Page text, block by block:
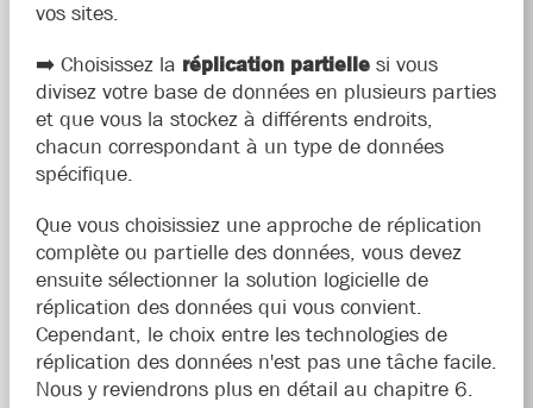
vos sites.
➡️ Choisissez la réplication partiellesi vous
divisez votre base de données en plusieurs parties
et que vous la stockez à différents endroits,
chacun correspondant à un type de données
spécifique.
Que vous choisissiez une approche de réplication
complète ou partielle des données, vous devez
ensuite sélectionner la solution logicielle de
réplication des données qui vous convient.
Cependant, le choix entre les technologies de
réplication des données n'est pas une tâche facile.
Nous y reviendrons plus en détail au chapitre 6.